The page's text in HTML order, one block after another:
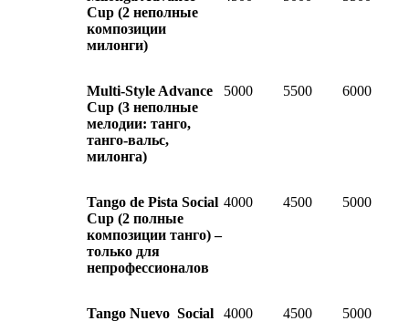
Cup (2 неполные
композиции
милонги)
Multi-Style Advance
Cup (3 неполные
мелодии: танго,
танго-вальс,
милонга)
5000 5500 6000
Tango de Pista Social
Cup (2 полные
композиции танго) –
только для
непрофессионалов
4000 4500 5000
Tango Nuevo Social
4000 4500 5000